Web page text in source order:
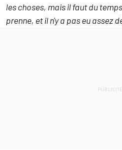
les choses, mais il faut du
prenne, et il n'y a pas eu assez